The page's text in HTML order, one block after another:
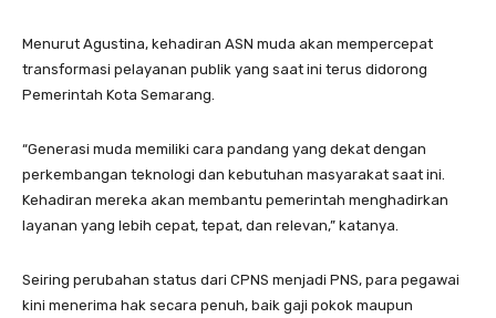
Menurut Agustina, kehadiran ASN muda akan mempercepat
transformasi pelayanan publik yang saat ini terus didorong
Pemerintah Kota Semarang.
“Generasi muda memiliki cara pandang yang dekat dengan
perkembangan teknologi dan kebutuhan masyarakat saat ini.
Kehadiran mereka akan membantu pemerintah menghadirkan
layanan yang lebih cepat, tepat, dan relevan,” katanya.
Seiring perubahan status dari CPNS menjadi PNS, para pegawai
kini menerima hak secara penuh, baik gaji pokok maupun